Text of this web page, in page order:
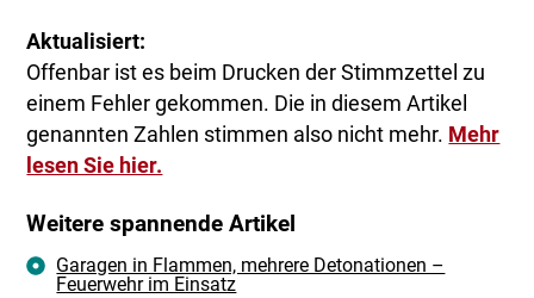
Aktualisiert:
Offenbar ist es beim Drucken der Stimmzettel zu
einem Fehler gekommen. Die in diesem Artikel
genannten Zahlen stimmen also nicht mehr. Mehr
lesen Sie hier.
Weitere spannende Artikel
Garagen in Flammen, mehrere Detonationen –
Feuerwehr im Einsatz